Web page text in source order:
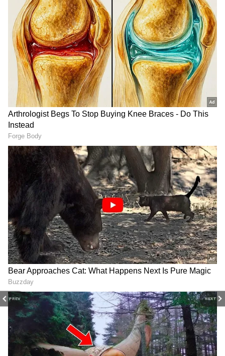
PREV NEXT
Image Credit :X
అనుష్క వివాహం ?
ఈ క్రమంలో ఆమె పెళ్లి గురించి ఎలాంటి రూమర్ వచ్చినా
క్షణాల్లో సోషల్ మీడియాలో వైరల్ అవుతోంది. ఇటీవల
అనుష్క బెంగుళూరుకి చెందిన ఓ వ్యాపార వేత్తని వివాహం
చేసుకోబోతోంది అంటూ వార్తలు వచ్చాయి. దీనితో అనుష్క
వయసు కూడా ప్రస్తావనకు వచ్చింది. ఈ రూమర్స్ పై
అనుష్క తీవ్రంగా మనస్తాపానికి గురైనట్లు సమాచారం.